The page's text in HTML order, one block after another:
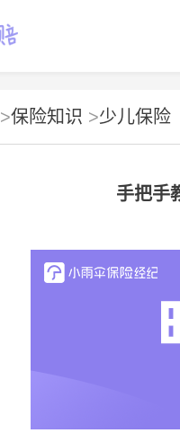
>保险知识 >少儿保险
手把手